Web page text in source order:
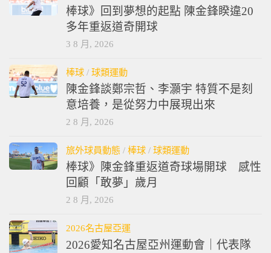
棒球》回到夢想的起點 陳金鋒睽違20
多年重返道奇開球
3 8 月, 2026
棒球 / 球類運動
陳金鋒談鄭宗哲、李灝宇 特質不是刻
意培養，是從努力中展現出來
2 8 月, 2026
旅外球員動態 / 棒球 / 球類運動
棒球》陳金鋒重返道奇球場開球 感性
回顧「敢夢」歲月
2 8 月, 2026
2026名古屋亞運
2026愛知名古屋亞州運動會｜代表隊